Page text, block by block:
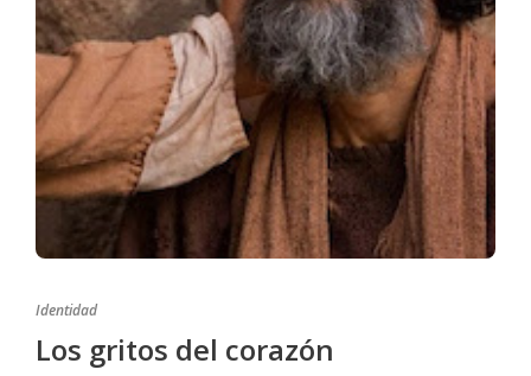
Identidad
Los gritos del corazón